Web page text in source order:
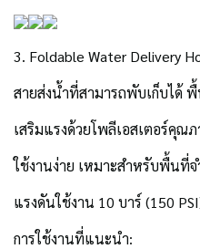
3. Foldable Water Delivery
สายส่งน้ำที่สามารถพับเก็บได้
เสริมแรงด้วยโพลีเอสเตอร์คุณ
ใช้งานง่าย เหมาะสำหรับพื้นที่จ
แรงดันใช้งาน 10 บาร์ (150
การใช้งานที่แนะนำ: